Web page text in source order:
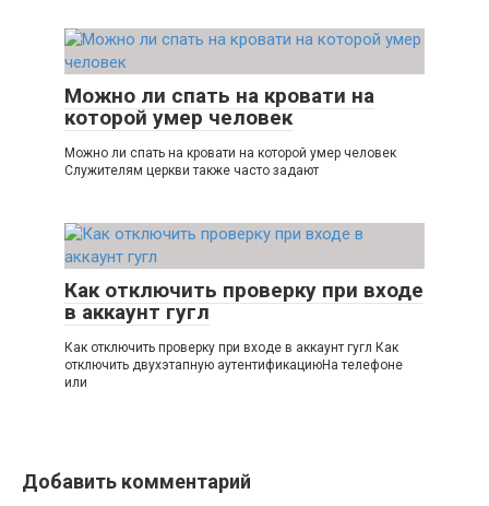
Можно ли спать на кровати на
которой умер человек
Можно ли спать на кровати на которой умер человек
Служителям церкви также часто задают
Как отключить проверку при входе
в аккаунт гугл
Как отключить проверку при входе в аккаунт гугл Как
отключить двухэтапную аутентификациюНа телефоне
или
Добавить комментарий